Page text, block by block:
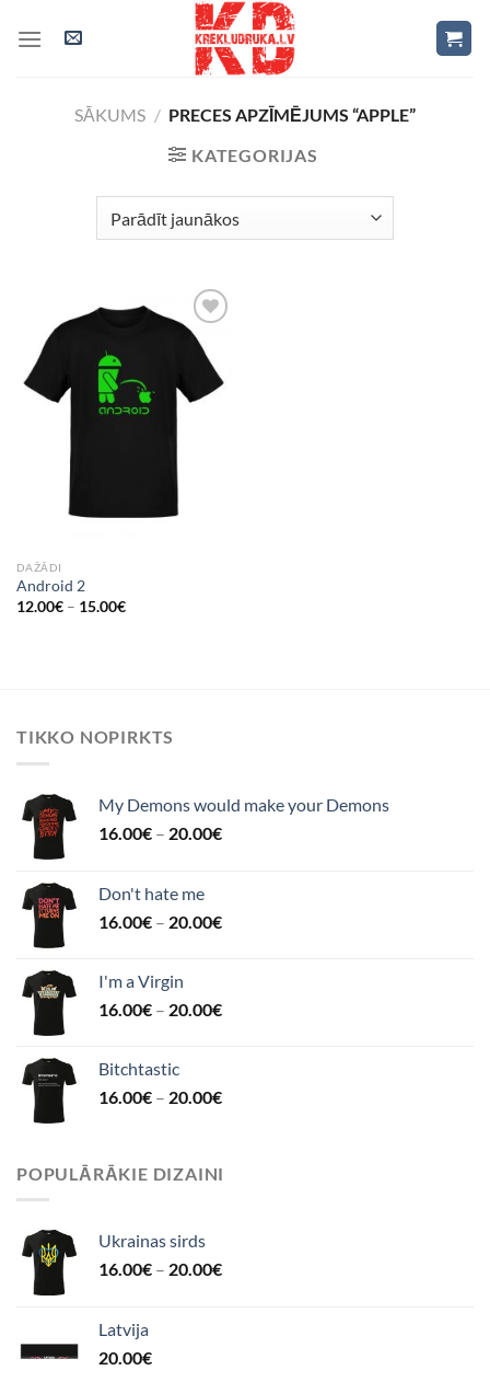
SĀKUMS / PRECES APZĪMĒJUMS “APPLE”
KATEGORIJAS
Add to
Wishlist
DAŽĀDI
Android 2
12.00€– 15.00€
TIKKO NOPIRKTS
My Demons would make your Demons
16.00€ – 20.00€
Don't hate me
16.00€ – 20.00€
I'm a Virgin
16.00€ – 20.00€
Bitchtastic
16.00€ – 20.00€
POPULĀRĀKIE DIZAINI
Ukrainas sirds
16.00€ – 20.00€
Latvija
20.00€